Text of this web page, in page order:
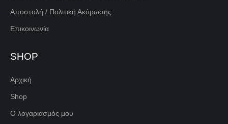
Αποστολή / Πολιτική Ακύρωσης
Επικοινωνία
SHOP
Αρχική
Shop
Ο λογαριασμός μου